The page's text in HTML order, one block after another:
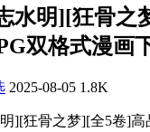
水明][狂骨之
双格式漫画
2025-08-05 1.8K